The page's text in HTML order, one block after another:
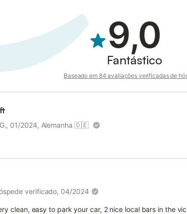
9,0
Fantástico
Baseado em 84 avaliações verificadas de
01/2024, Alemanha 🇩🇪
verificado, 04/2024
clean, easy to park your car, 2 nice local bars in the